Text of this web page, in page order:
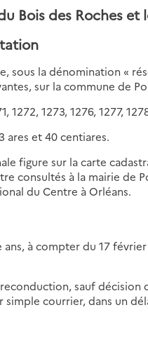
Bois des Roches et
sous la dénomination «
sur la commune de
1272, 1273, 1276, 1277,
ares et 40 centiares.
figure sur la carte
consultés à la mairie de
du Centre à Orléans.
à compter du 17
sauf décision
courrier, dans un